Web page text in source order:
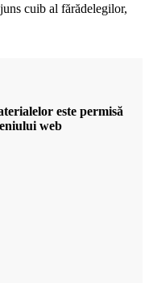
cuib al fărădelegilor,
este permisă
web